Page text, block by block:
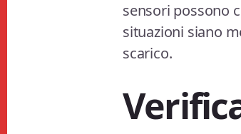
sensori possono
situazioni siano
scarico.